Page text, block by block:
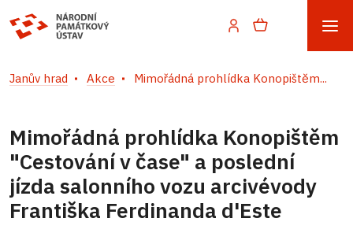
Janův hrad Akce Mimořádná prohlídka Konopištěm...
Mimořádná prohlídka Konopištěm
"Cestování v čase" a poslední
jízda salonního vozu arcivévody
Františka Ferdinanda d'Este